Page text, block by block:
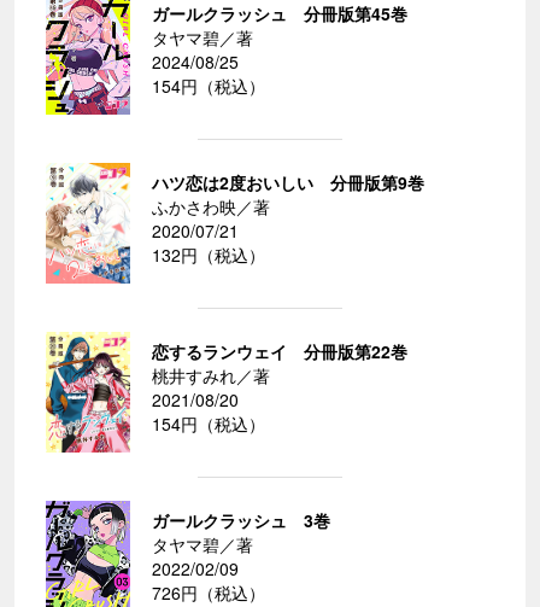
ガールクラッシュ 分冊版第45巻
タヤマ碧／著
2024/08/25
154円（税込）
ハツ恋は2度おいしい 分冊版第9巻
ふかさわ映／著
2020/07/21
132円（税込）
恋するランウェイ 分冊版第22巻
桃井すみれ／著
2021/08/20
154円（税込）
ガールクラッシュ 3巻
タヤマ碧／著
2022/02/09
726円（税込）